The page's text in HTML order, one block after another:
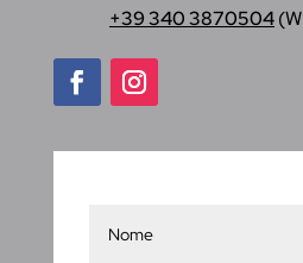
+39 340 3870504